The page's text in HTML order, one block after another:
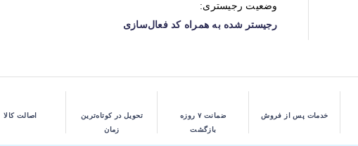
وضعیت رجیستری:
رجیستر شده به همراه کد فعال‌سازی
خدمات پس از فروش
ضمانت ۷ روزه
بازگشت
تحویل در کوتاه‌ترین
زمان
اصالت کالا